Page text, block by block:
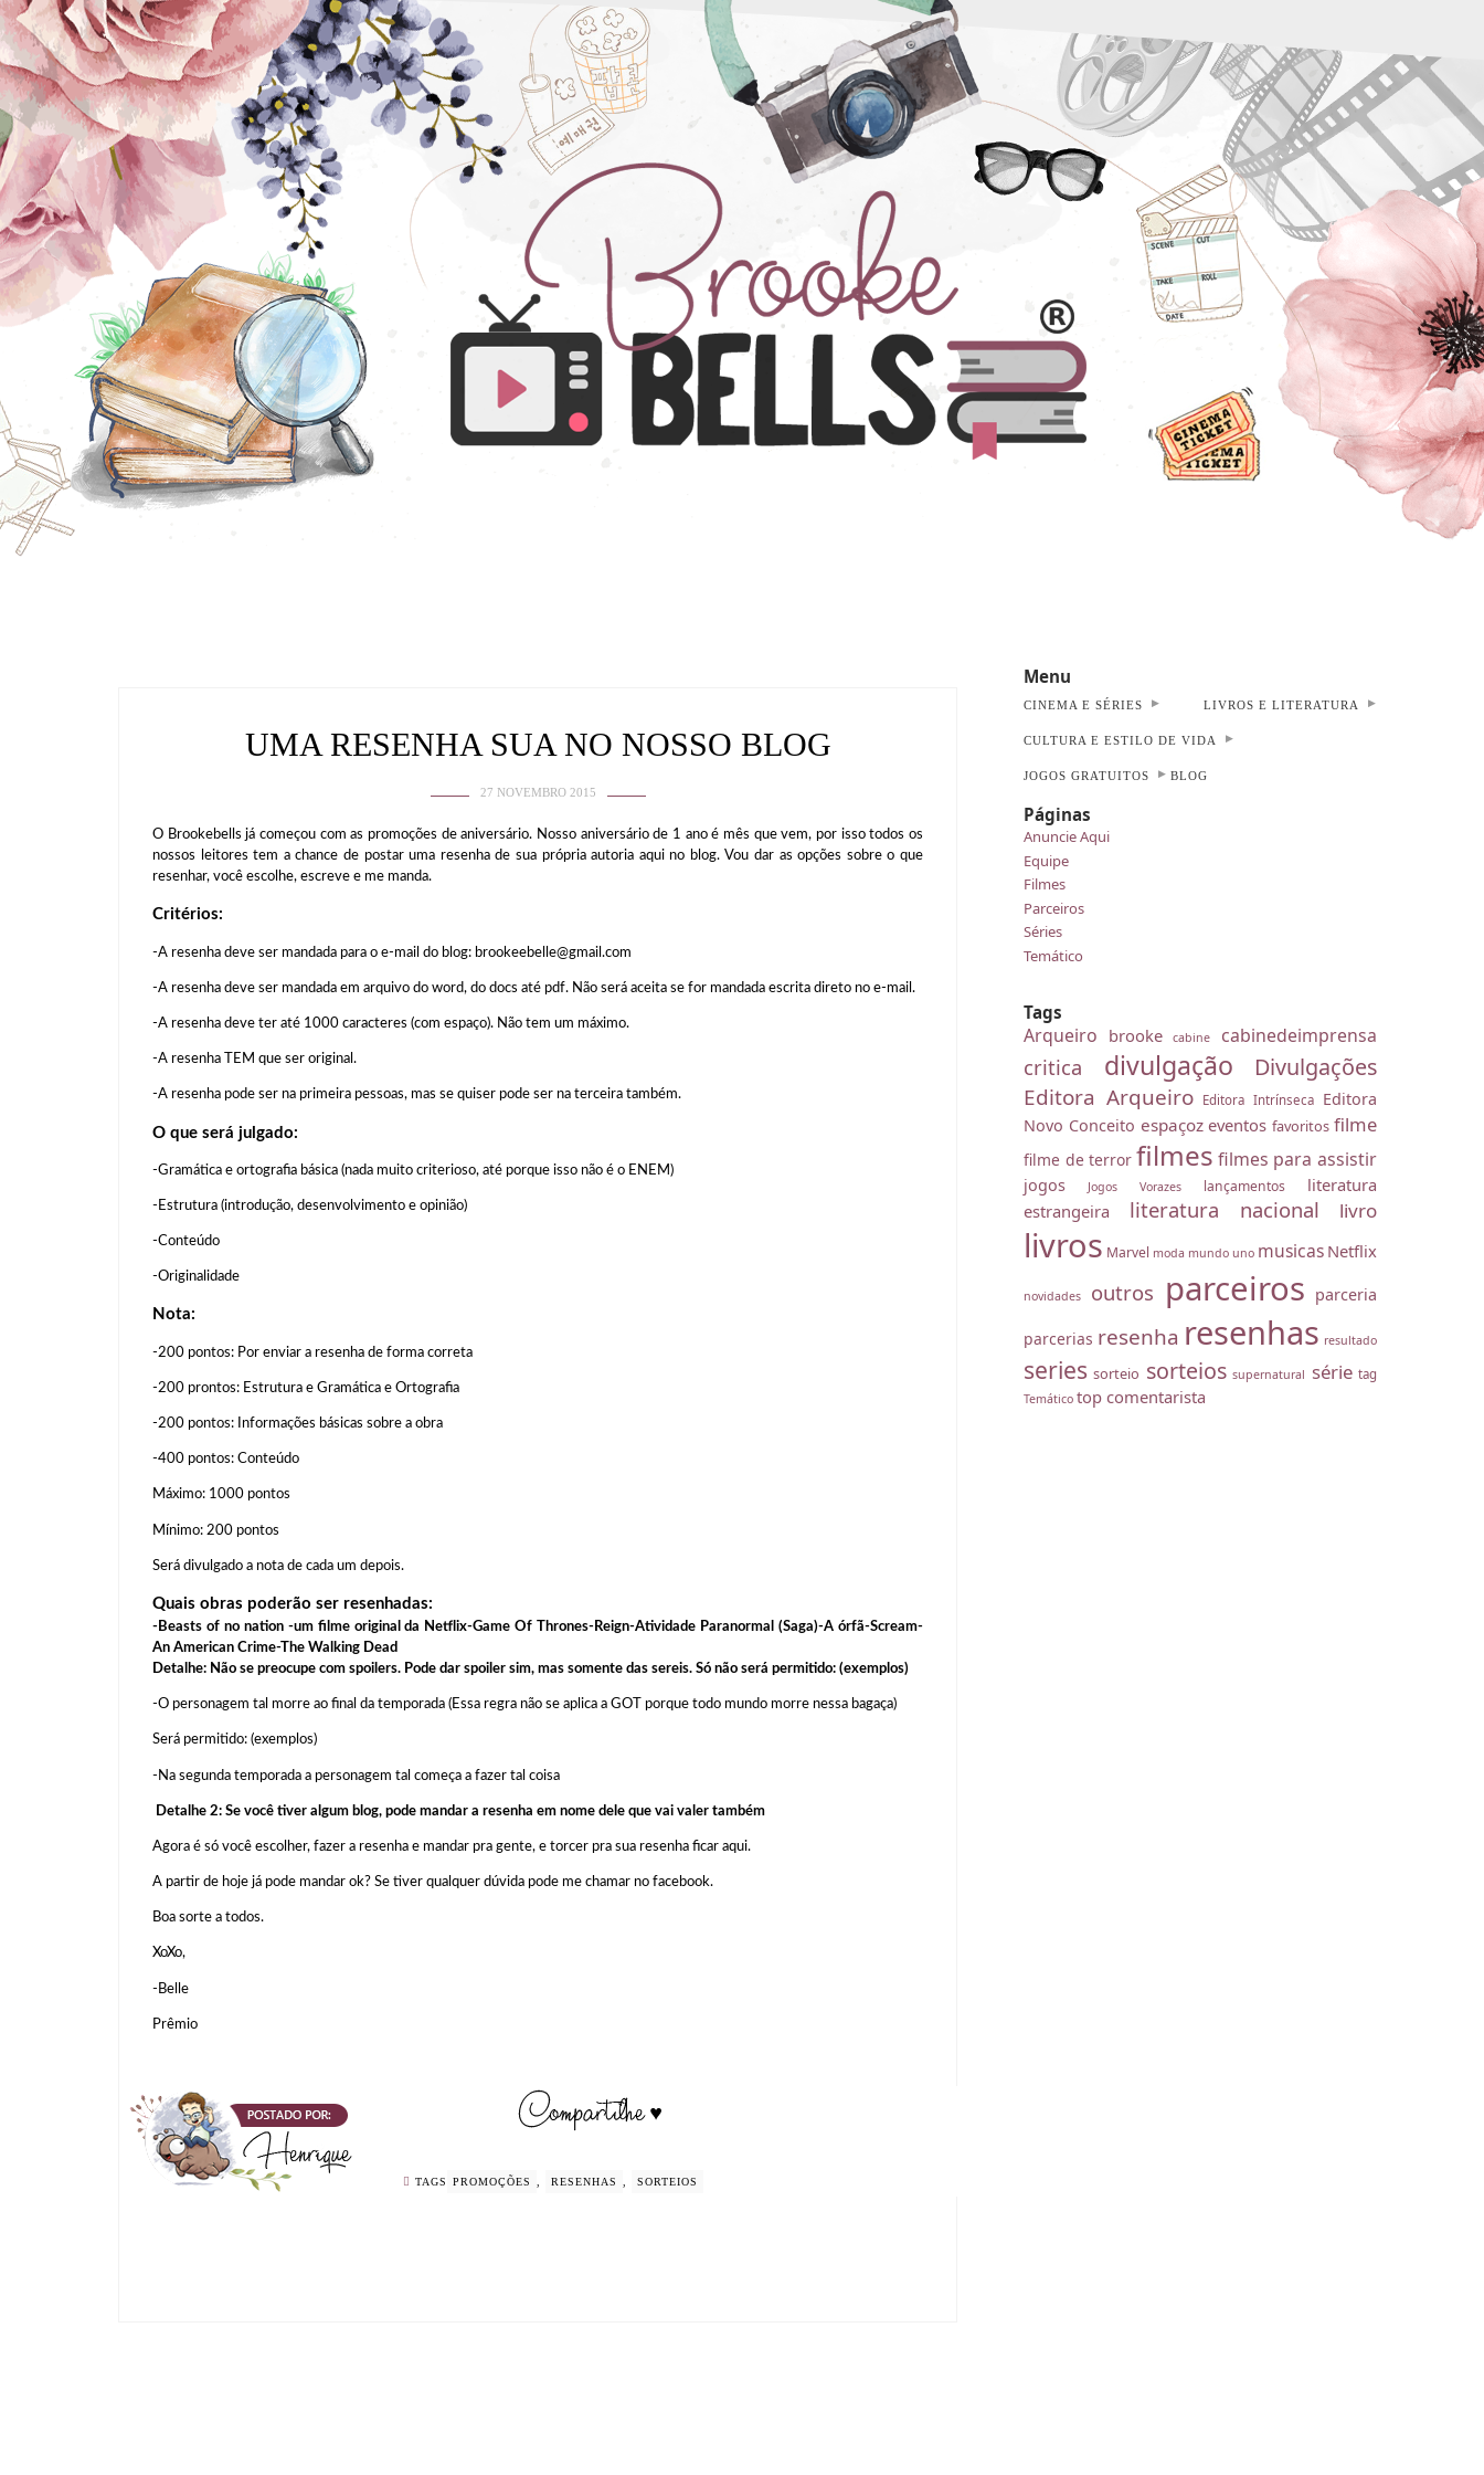
UMA RESENHA SUA NO NOSSO BLOG
27 NOVEMBRO 2015
O Brookebells já começou com as promoções de aniversário. Nosso aniversário de 1 ano é mês que vem, por isso todos os
nossos leitores tem a chance de postar uma resenha de sua própria autoria aqui no blog. Vou dar as opções sobre o que
resenhar, você escolhe, escreve e me manda.
Critérios:
-A resenha deve ser mandada para o e-mail do blog: brookeebelle@gmail.com
-A resenha deve ser mandada em arquivo do word, do docs até pdf. Não será aceita se for mandada escrita direto no e-mail.
-A resenha deve ter até 1000 caracteres (com espaço). Não tem um máximo.
-A resenha TEM que ser original.
-A resenha pode ser na primeira pessoas, mas se quiser pode ser na terceira também.
O que será julgado:
-Gramática e ortografia básica (nada muito criterioso, até porque isso não é o ENEM)
-Estrutura (introdução, desenvolvimento e opinião)
-Conteúdo
-Originalidade
Nota:
-200 pontos: Por enviar a resenha de forma correta
-200 prontos: Estrutura e Gramática e Ortografia
-200 pontos: Informações básicas sobre a obra
-400 pontos: Conteúdo
Máximo: 1000 pontos
Mínimo: 200 pontos
Será divulgado a nota de cada um depois.
Quais obras poderão ser resenhadas:
-Beasts of no nation -um filme original da Netflix-Game Of Thrones-Reign-Atividade Paranormal (Saga)-A órfã-Scream-
An American Crime-The Walking Dead
Detalhe: Não se preocupe com spoilers. Pode dar spoiler sim, mas somente das sereis. Só não será permitido: (exemplos)
-O personagem tal morre ao final da temporada (Essa regra não se aplica a GOT porque todo mundo morre nessa bagaça)
Será permitido: (exemplos)
-Na segunda temporada a personagem tal começa a fazer tal coisa
Detalhe 2: Se você tiver algum blog, pode mandar a resenha em nome dele que vai valer também
Agora é só você escolher, fazer a resenha e mandar pra gente, e torcer pra sua resenha ficar aqui.
A partir de hoje já pode mandar ok? Se tiver qualquer dúvida pode me chamar no facebook.
Boa sorte a todos.
XoXo,
-Belle
Prêmio
TAGS PROMOÇÕES RESENHAS SORTEIOS
Menu
CINEMA E SÉRIES LIVROS E LITERATURA
CULTURA E ESTILO DE VIDA
JOGOS GRATUITOS BLOG
Páginas
Anuncie Aqui
Equipe
Filmes
Parceiros
Séries
Temático
Tags
Arqueiro brooke cabine cabinedeimprensa
critica divulgação Divulgações
Editora Arqueiro Editora Intrínseca Editora
Novo Conceito espaçoz eventos favoritos filme
filme de terror filmes filmes para assistir
jogos Jogos Vorazes lançamentos
literatura
estrangeira
literatura nacional livro
livros Marvel moda mundo uno musicas Netflix
novidades outros parceiros parceria
parcerias resenha resenhas resultado
series sorteio sorteios supernatural série tag
Temático top comentarista